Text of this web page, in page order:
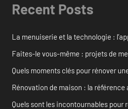
Recent Posts
La menuiserie et la technologie :
Faites-le vous-même : projets de
Quels moments clés pour rénover
Rénovation de maison : la référence
Quels sont les incontournables pour